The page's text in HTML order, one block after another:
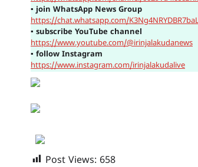
▪join WhatsApp News Group
https://chat.whatsapp.com/
▪ subscribe YouTube channel
https://www.youtube.com/@irinjalakudanews
▪ follow Instagram
https://www.instagram.com/irinjalakudalive
Post Views: 658